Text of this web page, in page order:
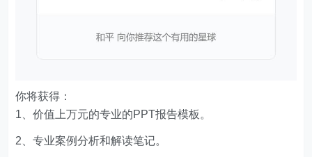
你将获得：
1、价值上万元的专业的PPT报告模板。
2、专业案例分析和解读笔记。